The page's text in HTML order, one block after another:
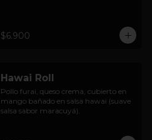
$6.900
Hawai Roll
Pollo furai, queso crema, cubierto en
mango bañado en salsa hawai (suave
salsa sabor maracuyá).